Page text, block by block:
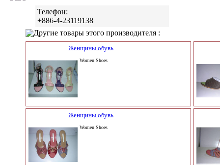
Телефон:
+886-4-23119138
Другие товары этого производителя :
Женщины обувь
Women Shoes
Женщины обувь
Women Shoes